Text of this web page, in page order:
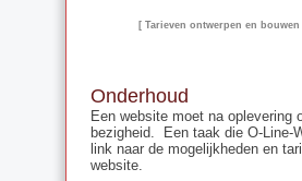
[ Tarieven ontwerpen en bouwen
Onderhoud
Een website moet na oplevering
bezigheid. Een taak die O-Line-
link naar de mogelijkheden en
website.